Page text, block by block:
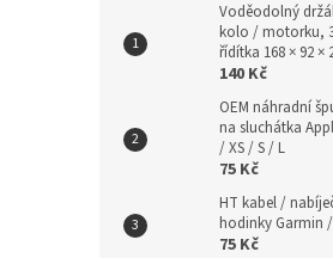
Voděodolný
kolo / motorku,
řídítka 168 × 92 ×
140 Kč
OEM náhradní
na sluchátka
/ XS / S / L
75 Kč
HT kabel /
hodinky Garmin /
75 Kč